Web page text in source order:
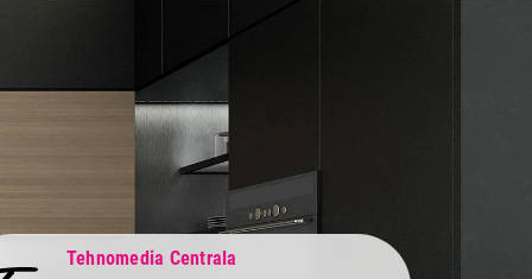
Tehnomedia Centrala